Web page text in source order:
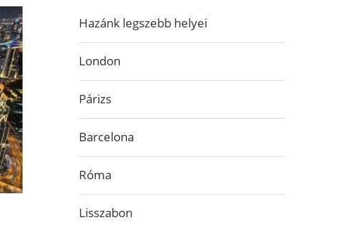
Hazánk legszebb helyei
London
Párizs
Barcelona
Róma
Lisszabon